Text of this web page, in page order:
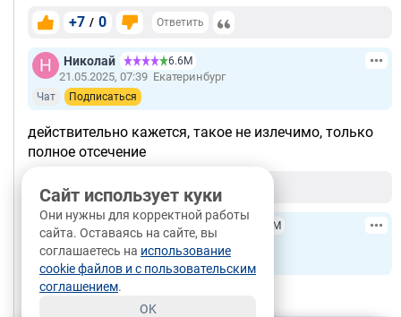
+7 / 0 Ответить
Николай 6.6М
21.05.2025, 07:39 Екатеринбург
Чат Подписаться
действительно кажется, такое не излечимо, только
полное отсечение
ELEONORA ABOLIKHINA 6.5М
04.06.2025, 21:43 Москва
Подписаться
Мама многодетная???
Сайт использует куки
Они нужны для корректной работы
сайта. Оставаясь на сайте, вы
соглашаетесь на использование
cookie файлов и с пользовательским
соглашением.
OK